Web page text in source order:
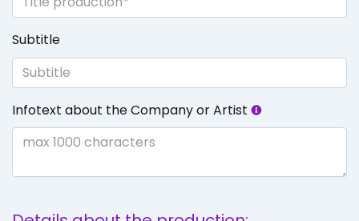
Subtitle
Infotext about the Company or Artist